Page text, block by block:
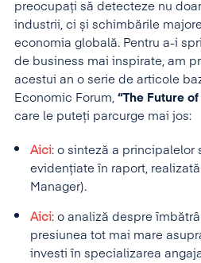
preocupați să detecteze nu
industrii, ci și schimbările
economia globală. Pentru a-i
de business mai inspirate, am
acestui an o serie de articole
Economic Forum, “The Future
care le puteți parcurge mai jos:
Aici: o sinteză a principalelor
evidențiate în raport,
Manager).
Aici: o analiză despre
presiunea tot mai mare
investi în specializarea